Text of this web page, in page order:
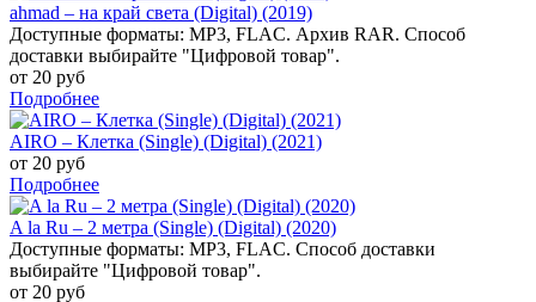
ahmad – на край света (Digital) (2019)
Доступные форматы: MP3, FLAC. Архив RAR. Способ
доставки выбирайте "Цифровой товар".
от 20 руб
Подробнее
AIRO – Клетка (Single) (Digital) (2021)
от 20 руб
Подробнее
A la Ru – 2 метра (Single) (Digital) (2020)
Доступные форматы: MP3, FLAC. Способ доставки
выбирайте "Цифровой товар".
от 20 руб